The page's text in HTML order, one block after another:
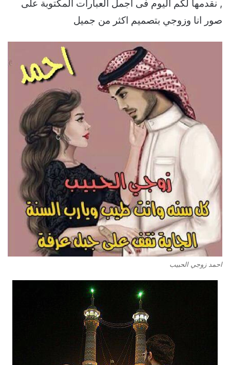
, نقدمها لكم اليوم فى اجمل العبارات المكتوبة على
صور انا وزوجي بتصميم اكثر من جميل
احمد زوجي الحبيب